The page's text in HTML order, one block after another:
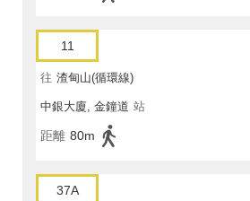
11
往 渣甸山(循環線)
中銀大廈, 金鐘道 站
距離 80m
37A